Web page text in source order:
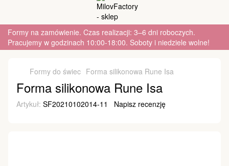
Formy na zamówienie. Czas realizacji: 3–6 dni roboczych.
Pracujemy w godzinach 10:00-18:00. Soboty i niedziele wolne!
Formy do świec Forma silikonowa Rune Isa
Forma silikonowa Rune Isa
Artykuł: SF20210102014-11 Napisz recenzję